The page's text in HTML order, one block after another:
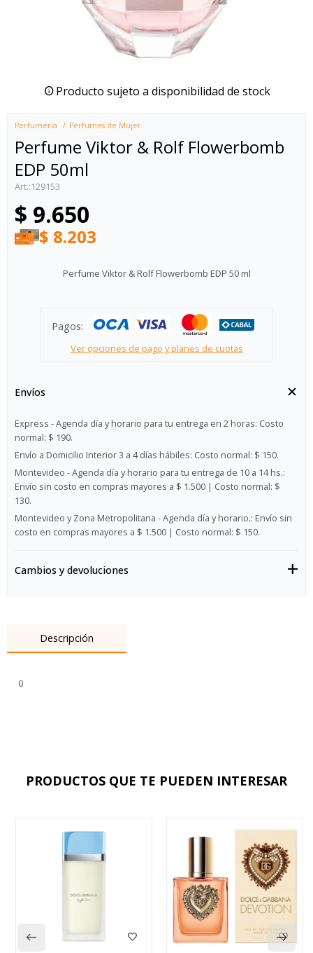
Producto sujeto a disponibilidad de stock
Perfumería Perfumes de Mujer
Perfume Viktor & Rolf Flowerbomb
EDP 50ml
129153
$ 9.650
$ 8.203
Perfume Viktor & Rolf Flowerbomb EDP 50 ml
Pagos:
Ver opciones de pago y planes de cuotas
Envíos
Express - Agenda día y horario para tu entrega en 2 horas: Costo
normal: $ 190.
Envío a Domicilio Interior 3 a 4 días hábiles: Costo normal: $ 150.
Montevideo - Agenda día y horario para tu entrega de 10 a 14 hs.:
Envío sin costo en compras mayores a $ 1.500 | Costo normal: $
130.
Montevideo y Zona Metropolitana - Agenda día y horario.: Envío sin
costo en compras mayores a $ 1.500 | Costo normal: $ 150.
Cambios y devoluciones
Descripción
0
PRODUCTOS QUE TE PUEDEN INTERESAR